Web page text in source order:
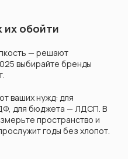
их обойти
— решают
выбирайте бренды
ваших нужд: для
для бюджета — ЛДСП. В
пространство и
годы без хлопот.